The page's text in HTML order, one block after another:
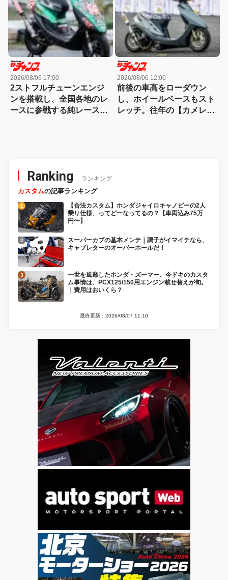
2026/08/06 17:00
2ストフルチューンエンジ
ンを搭載し、全国各地のレ
ースに参戦する純レース仕
2026/08/06 12:00
前後の車高をローダウン
し、ホイールベースもスト
レッチ。往年の【カメレオ
Ranking ランキング
カスタムの記事ランキング
【合法カスタム】ホンダジャイロキャノピーの2人
乗り仕様、ってどーなってるの？【車両込み75万
円〜】
スーパーカブの基本メンテ｜調子がイマイチなら、
キャブレターのオーバーホールだ！
一世を風靡したホンダ・ズーマー、今ドキのカスタ
ム事情は、PCX125/150用エンジン載せ替えが旬。
｜費用はおいくら？
最終更新：2026/08/07 11:10